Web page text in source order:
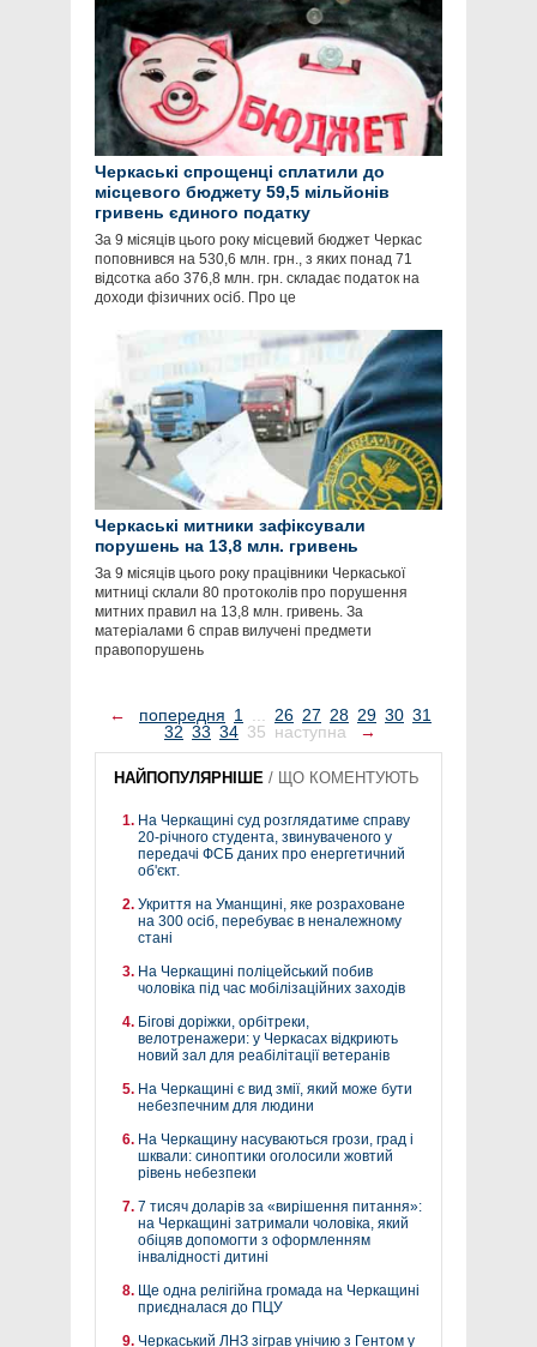
Черкаські спрощенці сплатили до
місцевого бюджету 59,5 мільйонів
гривень єдиного податку
За 9 місяців цього року місцевий бюджет Черкас
поповнився на 530,6 млн. грн., з яких понад 71
відсотка або 376,8 млн. грн. складає податок на
доходи фізичних осіб. Про це
Черкаські митники зафіксували
порушень на 13,8 млн. гривень
За 9 місяців цього року працівники Черкаської
митниці склали 80 протоколів про порушення
митних правил на 13,8 млн. гривень. За
матеріалами 6 справ вилучені предмети
правопорушень
← попередня 1 ... 26 27 28 29 30 31
32 33 34 35 наступна →
НАЙПОПУЛЯРНІШЕ / ЩО КОМЕНТУЮТЬ
На Черкащині суд розглядатиме справу
20-річного студента, звинуваченого у
передачі ФСБ даних про енергетичний
об'єкт.
Укриття на Уманщині, яке розраховане
на 300 осіб, перебуває в неналежному
стані
На Черкащині поліцейський побив
чоловіка під час мобілізаційних заходів
Бігові доріжки, орбітреки,
велотренажери: у Черкасах відкриють
новий зал для реабілітації ветеранів
На Черкащині є вид змії, який може бути
небезпечним для людини
На Черкащину насуваються грози, град і
шквали: синоптики оголосили жовтий
рівень небезпеки
7 тисяч доларів за «вирішення питання»:
на Черкащині затримали чоловіка, який
обіцяв допомогти з оформленням
інвалідності дитині
Ще одна релігійна громада на Черкащині
приєдналася до ПЦУ
Черкаський ЛНЗ зіграв унічию з Гентом у